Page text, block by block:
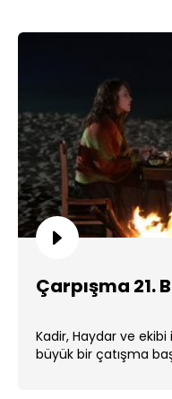
Çarpışma 21.
Kadir, Haydar ve ekibi
büyük bir çatışma